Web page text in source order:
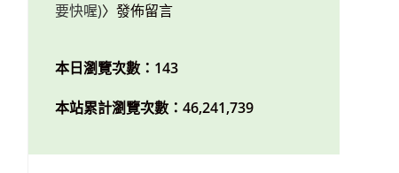
要快喔)〉發佈留言
本日瀏覽次數：143
本站累計瀏覽次數：46,241,739